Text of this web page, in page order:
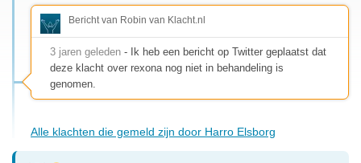
Bericht van Robin van Klacht.nl
3 jaren geleden - Ik heb een bericht op Twitter geplaatst dat
deze klacht over rexona nog niet in behandeling is
genomen.
Alle klachten die gemeld zijn door Harro Elsborg